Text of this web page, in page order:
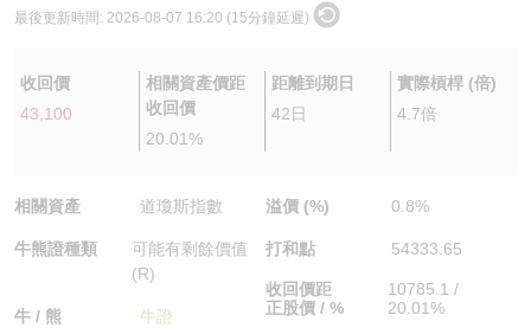
最後更新時間: 2026-08-07 16:20 (15分鐘延遲)
收回價
43,100
相關資產價距
收回價
20.01%
距離到期日
42日
實際槓桿 (倍)
4.7倍
相關資產 道瓊斯指數
牛熊證種類
可能有剩餘價值
(R)
牛 / 熊 牛證
溢價 (%) 0.8%
打和點 54333.65
收回價距
正股價 / %
10785.1 /
20.01%
牛熊證文件及公告